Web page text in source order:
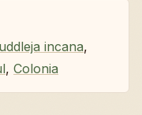
incana,
, Colonia